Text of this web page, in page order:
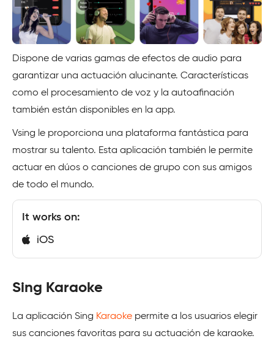
Dispone de varias gamas de efectos de audio para
garantizar una actuación alucinante. Características
como el procesamiento de voz y la autoafinación
también están disponibles en la app.
Vsing le proporciona una plataforma fantástica para
mostrar su talento. Esta aplicación también le permite
actuar en dúos o canciones de grupo con sus amigos
de todo el mundo.
It works on:
iOS
Sing Karaoke
La aplicación Sing Karaoke permite a los usuarios elegir
sus canciones favoritas para su actuación de karaoke.